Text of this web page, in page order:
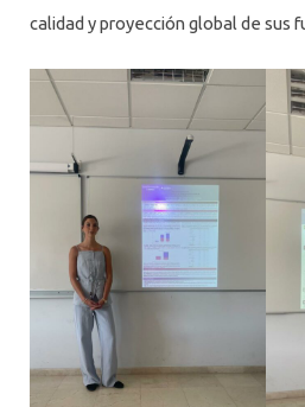
calidad y proyección global de sus